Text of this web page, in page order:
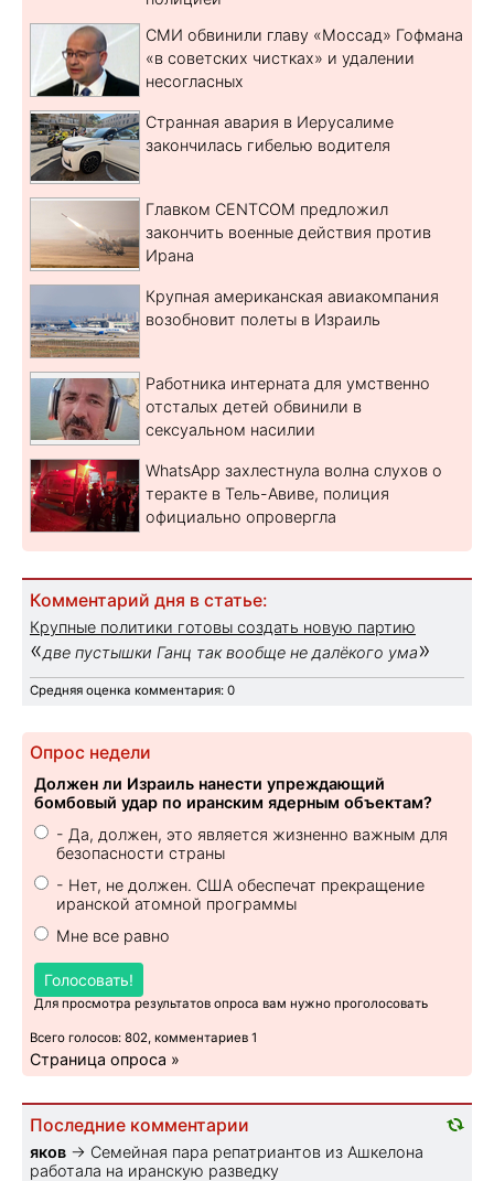
СМИ обвинили главу «Моссад» Гофмана
«в советских чистках» и удалении
несогласных
Странная авария в Иерусалиме
закончилась гибелью водителя
Главком CENTCOM предложил
закончить военные действия против
Ирана
Крупная американская авиакомпания
возобновит полеты в Израиль
Работника интерната для умственно
отсталых детей обвинили в
сексуальном насилии
WhatsApp захлестнула волна слухов о
теракте в Тель-Авиве, полиция
официально опровергла
Комментарий дня в статье:
Крупные политики готовы создать новую партию
«две пустышки Ганц так вообще не далёкого ума»
Средняя оценка комментария: 0
Опрос недели
Должен ли Израиль нанести упреждающий
бомбовый удар по иранским ядерным объектам?
- Да, должен, это является жизненно важным для
безопасности страны
- Нет, не должен. США обеспечат прекращение
иранской атомной программы
Мне все равно
Голосовать!
Для просмотра результатов опроса вам нужно проголосовать
Всего голосов: 802, комментариев 1
Страница опроса »
Последние комментарии
яков → Семейная пара репатриантов из Ашкелона
работала на иранскую разведку